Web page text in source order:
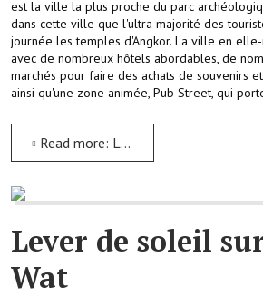
est la ville la plus proche du parc
dans cette ville que l'ultra majorité des
journée les temples d'Angkor. La ville en
avec de nombreux hôtels abordables, de
marchés pour faire des achats de souvenirs
ainsi qu'une zone animée, Pub Street, qui
Read more: La ville de Siem Reap
Lever de soleil
Wat